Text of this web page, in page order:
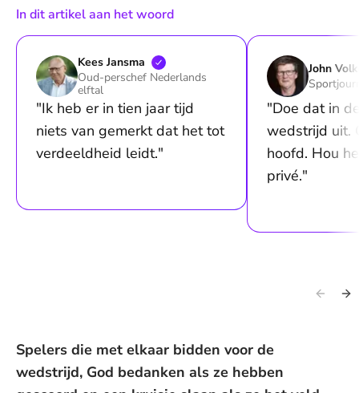
In dit artikel aan het woord
Kees Jansma
Oud-perschef Nederlands
elftal
"Ik heb er in tien jaar tijd
niets van gemerkt dat het tot
verdeeldheid leidt."
John
"Doe dat in
wedstrijd uit.
hoofd. Hou
privé."
Spelers die met elkaar bidden voor de
wedstrijd, God bedanken als ze hebben